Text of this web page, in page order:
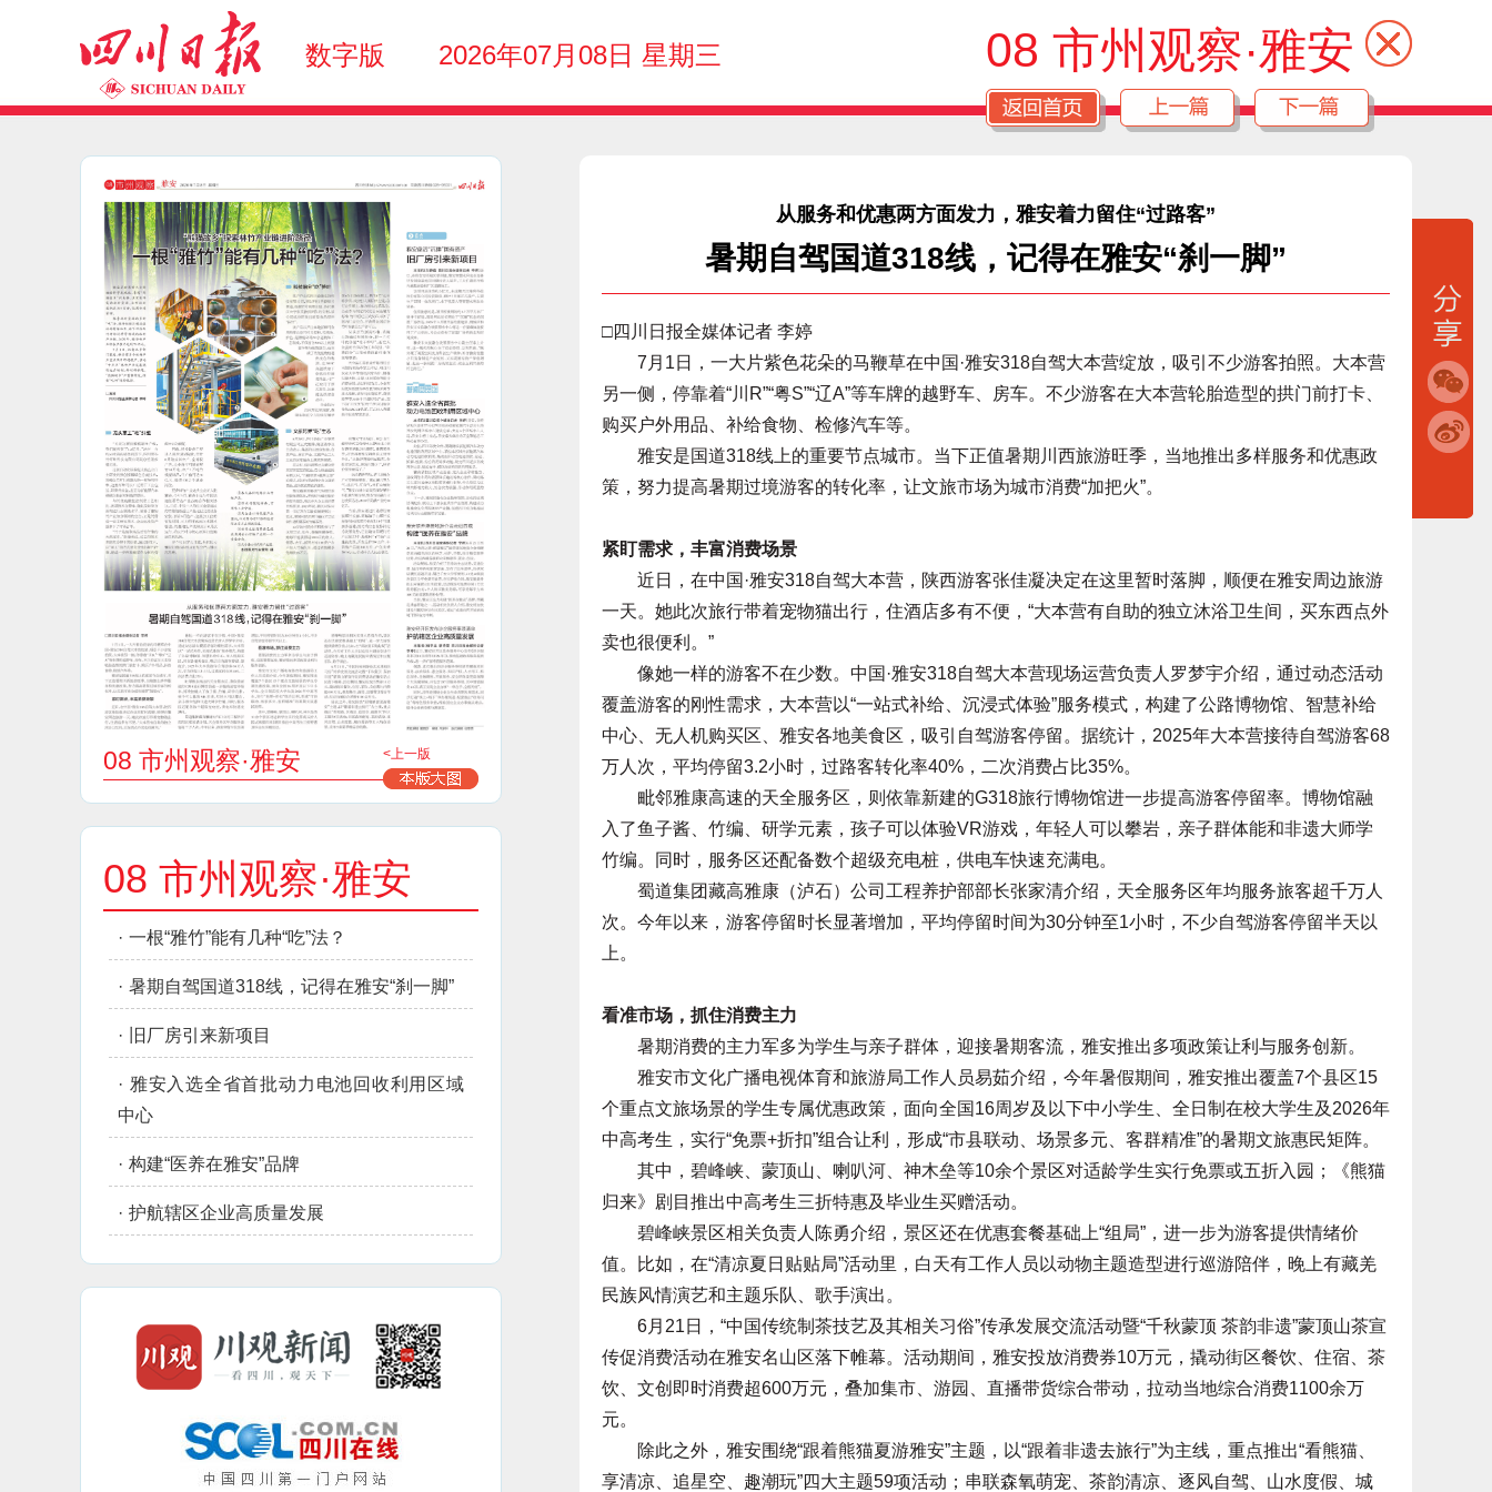
数字版 2026年07月08日 星期三 08 市州观察·雅安
08 市州观察·雅安 <上一版
08 市州观察·雅安
· 一根“雅竹”能有几种“吃”法？
· 暑期自驾国道318线，记得在雅安“刹一脚”
· 旧厂房引来新项目
· 雅安入选全省首批动力电池回收利用区域
中心
· 构建“医养在雅安”品牌
· 护航辖区企业高质量发展
从服务和优惠两方面发力，雅安着力留住“过路客”
暑期自驾国道318线，记得在雅安“刹一脚”
□四川日报全媒体记者 李婷
7月1日，一大片紫色花朵的马鞭草在中国·雅安318自驾大本营绽放，吸引不少游客拍照。大本营
另一侧，停靠着“川R”“粤S”“辽A”等车牌的越野车、房车。不少游客在大本营轮胎造型的拱门前打卡、
购买户外用品、补给食物、检修汽车等。
雅安是国道318线上的重要节点城市。当下正值暑期川西旅游旺季，当地推出多样服务和优惠政
策，努力提高暑期过境游客的转化率，让文旅市场为城市消费“加把火”。
紧盯需求，丰富消费场景
近日，在中国·雅安318自驾大本营，陕西游客张佳凝决定在这里暂时落脚，顺便在雅安周边旅游
一天。她此次旅行带着宠物猫出行，住酒店多有不便，“大本营有自助的独立沐浴卫生间，买东西点外
卖也很便利。”
像她一样的游客不在少数。中国·雅安318自驾大本营现场运营负责人罗梦宇介绍，通过动态活动
覆盖游客的刚性需求，大本营以“一站式补给、沉浸式体验”服务模式，构建了公路博物馆、智慧补给
中心、无人机购买区、雅安各地美食区，吸引自驾游客停留。据统计，2025年大本营接待自驾游客68
万人次，平均停留3.2小时，过路客转化率40%，二次消费占比35%。
毗邻雅康高速的天全服务区，则依靠新建的G318旅行博物馆进一步提高游客停留率。博物馆融
入了鱼子酱、竹编、研学元素，孩子可以体验VR游戏，年轻人可以攀岩，亲子群体能和非遗大师学
竹编。同时，服务区还配备数个超级充电桩，供电车快速充满电。
蜀道集团藏高雅康（泸石）公司工程养护部部长张家清介绍，天全服务区年均服务旅客超千万人
次。今年以来，游客停留时长显著增加，平均停留时间为30分钟至1小时，不少自驾游客停留半天以
上。
看准市场，抓住消费主力
暑期消费的主力军多为学生与亲子群体，迎接暑期客流，雅安推出多项政策让利与服务创新。
雅安市文化广播电视体育和旅游局工作人员易茹介绍，今年暑假期间，雅安推出覆盖7个县区15
个重点文旅场景的学生专属优惠政策，面向全国16周岁及以下中小学生、全日制在校大学生及2026年
中高考生，实行“免票+折扣”组合让利，形成“市县联动、场景多元、客群精准”的暑期文旅惠民矩阵。
其中，碧峰峡、蒙顶山、喇叭河、神木垒等10余个景区对适龄学生实行免票或五折入园；《熊猫
归来》剧目推出中高考生三折特惠及毕业生买赠活动。
碧峰峡景区相关负责人陈勇介绍，景区还在优惠套餐基础上“组局”，进一步为游客提供情绪价
值。比如，在“清凉夏日贴贴局”活动里，白天有工作人员以动物主题造型进行巡游陪伴，晚上有藏羌
民族风情演艺和主题乐队、歌手演出。
6月21日，“中国传统制茶技艺及其相关习俗”传承发展交流活动暨“千秋蒙顶 茶韵非遗”蒙顶山茶宣
传促消费活动在雅安名山区落下帷幕。活动期间，雅安投放消费券10万元，撬动街区餐饮、住宿、茶
饮、文创即时消费超600万元，叠加集市、游园、直播带货综合带动，拉动当地综合消费1100余万
元。
除此之外，雅安围绕“跟着熊猫夏游雅安”主题，以“跟着非遗去旅行”为主线，重点推出“看熊猫、
享清凉、追星空、趣潮玩”四大主题59项活动；串联森氧萌宠、茶韵清凉、逐风自驾、山水度假、城